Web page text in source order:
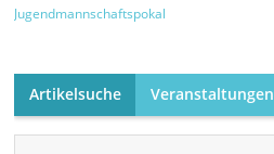
Jugendmannschaftspokal
Artikelsuche Veranstaltungen